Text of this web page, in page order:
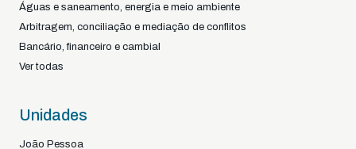
Águas e saneamento, energia e meio ambiente
Arbitragem, conciliação e mediação de conflitos
Bancário, financeiro e cambial
Ver todas
Unidades
João Pessoa